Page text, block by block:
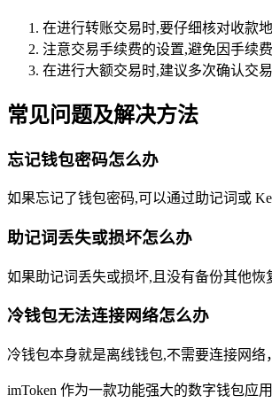
在进行转账交易时,要仔细核对收款
注意交易手续费的设置,避免因手续
在进行大额交易时,建议多次确认交
常见问题及解决方法
忘记钱包密码怎么办
如果忘记了钱包密码,可以通过助记词或
助记词丢失或损坏怎么办
如果助记词丢失或损坏,且没有备份其他
冷钱包无法连接网络怎么办
冷钱包本身就是离线钱包,不需要连接网
imToken 作为一款功能强大的数字钱包应